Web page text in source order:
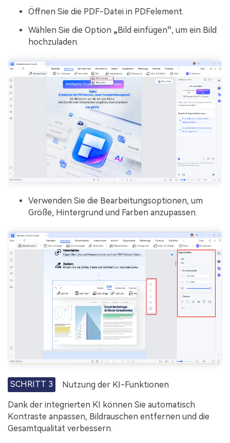
Öffnen Sie die PDF-Datei in PDFelement.
Wählen Sie die Option „Bild einfügen“, um ein Bild
hochzuladen.
Verwenden Sie die Bearbeitungsoptionen, um
Größe, Hintergrund und Farben anzupassen.
SCHRITT 3 Nutzung der KI-Funktionen
Dank der integrierten KI können Sie automatisch
Kontraste anpassen, Bildrauschen entfernen und die
Gesamtqualität verbessern.